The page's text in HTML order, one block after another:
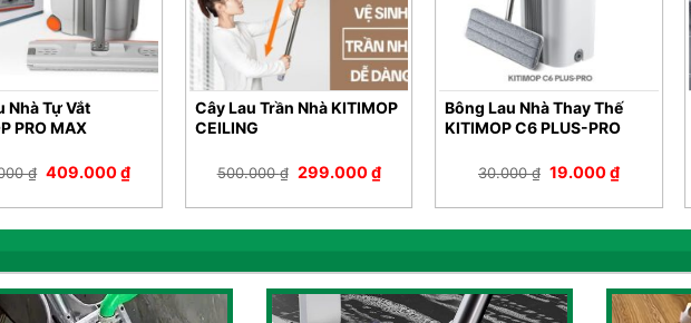
Nhà Tự Vắt
PRO MAX
₫ Giá
409.000₫Giá
409.000 ₫.
Cây Lau Trần Nhà KITIMOP
CEILING
500.000₫ Giá
299.000₫Giá
hiện
299.000 ₫.
Bông Lau Nhà Thay Thế
KITIMOP C6 PLUS-PRO
30.000₫ Giá
19.000₫Giá
hiện
19.000 ₫.